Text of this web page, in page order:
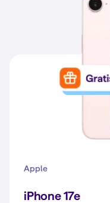
Apple
iPhone 17e